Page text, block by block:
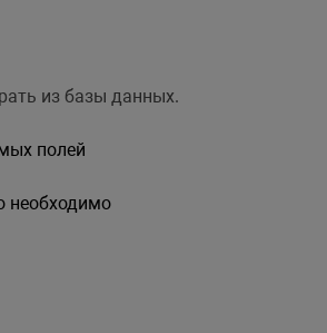
из базы данных.
полей
необходимо